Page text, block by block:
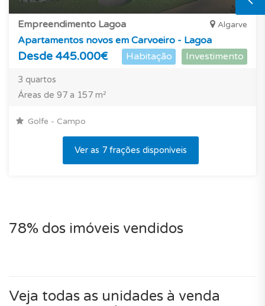
Empreendimento Lagoa Algarve
Apartamentos novos em Carvoeiro - Lagoa
Desde 445.000€ Habitação Investimento
3 quartos
Áreas de 97 a 157 m²
Golfe - Campo
Ver as 7 frações disponíveis
78% dos imóveis vendidos
Veja todas as unidades à venda